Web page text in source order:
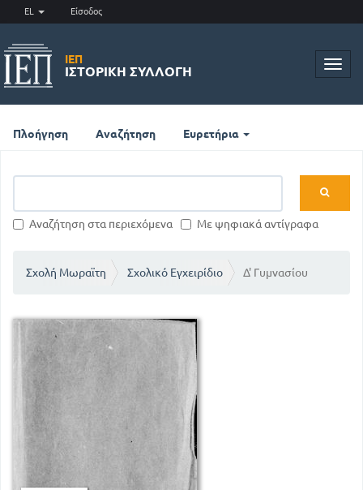
EL Είσοδος
ΙΕΠ
ΙΣΤΟΡΙΚΉ ΣΥΛΛΟΓΉ
Πλοήγηση Αναζήτηση Ευρετήρια
Αναζήτηση στα περιεχόμενα Με ψηφιακά αντίγραφα
Σχολή Μωραϊτη Σχολικό Εγχειρίδιο Δ' Γυμνασίου